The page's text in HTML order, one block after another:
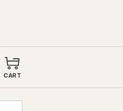
CART